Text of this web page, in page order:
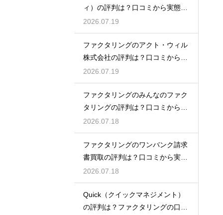
ィ）の評判は？口コミから実態を
徹底解説
2026.07.19
ファクタリングのアクト・ウィル
株式会社の評判は？口コミから実
態を徹底解説
2026.07.19
ファクタリングのみんなのファク
タリングの評判は？口コミから実
態を徹底解説
2026.07.18
ファクタリングのワンバンク請求
書買取の評判は？口コミから実態
を徹底解説
2026.07.18
Quick（クイックマネジメント）
の評判は？ファクタリングの口コ